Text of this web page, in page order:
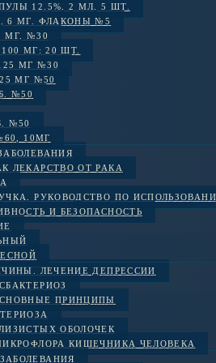
12.5%, 2 МЛ, 5 ШТ.
6 МГ. ФЛАКОНЫ №5
МГ, №30
МГ: 20 ШТ.
МГ №30
МГ №50
№50
№50
10МГ
ЛЕКАРСТВО ОТ РАКА
РУКОВОДСТВО ПО
И БЕЗОПАСНОСТЬ
ЛЕЧЕНИЕ ДЕПРЕССИИ
ПРИНЦИПЫ
ОБОЛОЧЕК
КИШЕЧНИКА ЧЕЛОВЕКА